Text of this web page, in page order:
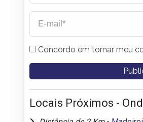
Concordo em tornar meu
Locais Próximos -